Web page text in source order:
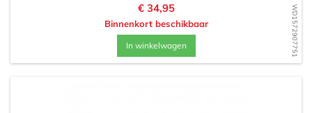
WD1572907751
Prijs
€ 34,95
Binnenkort beschikbaar
In winkelwagen